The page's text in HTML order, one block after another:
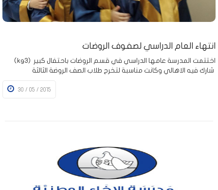
انتهاء العام الدراسي لصفوف الروضات
(kg3) اختتمت المدرسة عامها الدراسي في قسم الروضات باحتفال كبير
30 / 05 / 2015